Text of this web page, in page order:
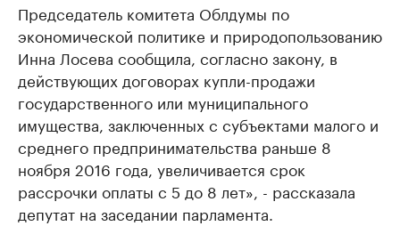
Председатель комитета Облдумы по
экономической политике и природопользованию
Инна Лосева сообщила, согласно закону, в
действующих договорах купли-продажи
государственного или муниципального
имущества, заключенных с субъектами малого и
среднего предпринимательства раньше 8
ноября 2016 года, увеличивается срок
рассрочки оплаты с 5 до 8 лет», - рассказала
депутат на заседании парламента.